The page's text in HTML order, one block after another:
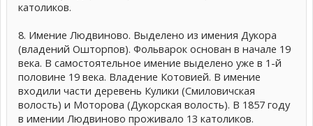
католиков.
8. Имение Людвиново. Выделено из имения Дукора
(владений Ошторпов). Фольварок основан в начале 19
века. В самостоятельное имение выделено уже в 1-й
половине 19 века. Владение Котовией. В имение
входили части деревень Кулики (Смиловичская
волость) и Моторова (Дукорская волость). В 1857 году
в имении Людвиново проживало 13 католиков.